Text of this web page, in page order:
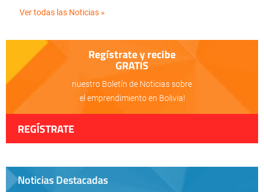
Ver todas las Noticias »
Regístrate y recibe
GRATIS
nuestro Boletín de Noticias sobre
el emprendimiento en Bolivia!
REGÍSTRATE
Noticias Destacadas